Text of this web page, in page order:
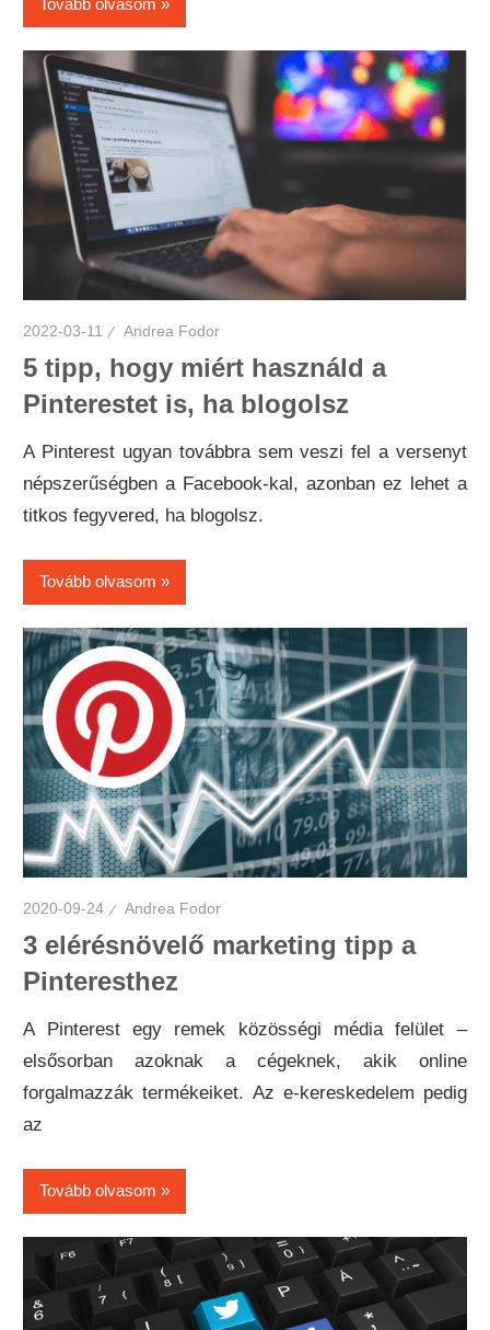
Tovább olvasom
2022-03-11 Andrea Fodor
5 tipp, hogy miért használd a
Pinterestet is, ha blogolsz
A Pinterest ugyan továbbra sem veszi fel a versenyt
népszerűségben a Facebook-kal, azonban ez lehet a
titkos fegyvered, ha blogolsz.
Tovább olvasom
2020-09-24 Andrea Fodor
3 elérésnövelő marketing tipp a
Pinteresthez
A Pinterest egy remek közösségi média felület –
elsősorban azoknak a cégeknek, akik online
forgalmazzák termékeiket. Az e-kereskedelem pedig
az
Tovább olvasom